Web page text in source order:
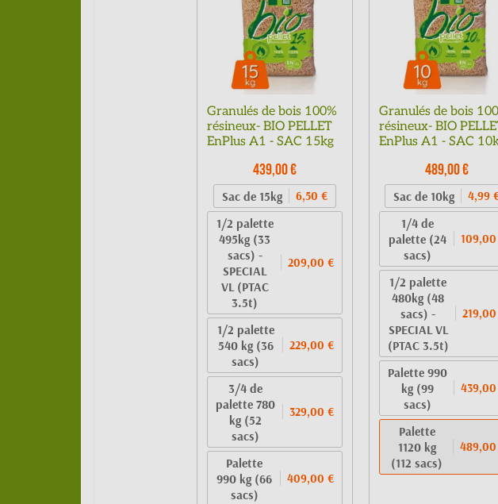
Granulés de bois 100%
résineux- BIO PELLET
EnPlus A1 - SAC 15kg
439,00 €
Sac de 15kg 6,50 €
1/2 palette
495kg (33
sacs) -
SPECIAL
VL (PTAC
3.5t)
209,00 €
1/2 palette
540 kg (36
sacs)
229,00 €
3/4 de
palette 780
kg (52
sacs)
329,00 €
Palette
990 kg (66
sacs)
409,00 €
Granulés de bois
résineux- BIO
EnPlus A1 - SAC
489,00 €
Sac de 10kg 4,99
1/4 de
palette (24
sacs)
1/2 palette
480kg (48
sacs) -
SPECIAL VL
(PTAC 3.5t)
Palette 990
kg (99
sacs)
Palette
1120 kg
(112 sacs)